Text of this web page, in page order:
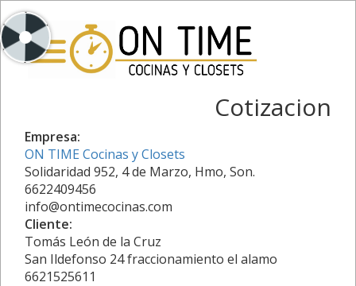
Cotizacion
Empresa:
ON TIME Cocinas y Closets
Solidaridad 952, 4 de Marzo, Hmo, Son.
6622409456
info@ontimecocinas.com
Cliente:
Tomás León de la Cruz
San Ildefonso 24 fraccionamiento el alamo
6621525611